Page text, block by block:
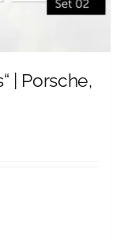
| Porsche,